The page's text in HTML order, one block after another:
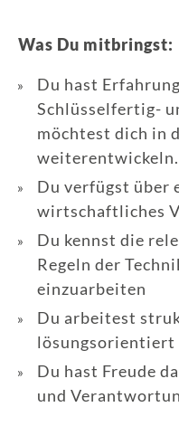
Was Du mitbringst:
Du hast
Schlüsselfertig-
möchtest dich in
weiterentwickeln.
Du verfügst über
wirtschaftliches
Du kennst die
Regeln der
einzuarbeiten
Du arbeitest
lösungsorientiert
Du hast Freude
und